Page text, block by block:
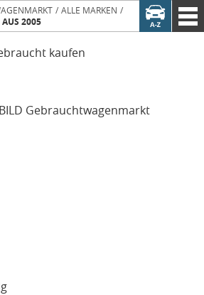
ALLE MARKEN
AUS 2005
kaufen
Gebrauchtwagenmarkt